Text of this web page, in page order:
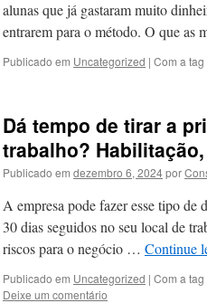
alunas que já gastaram muito
entrarem para o método. O que
Publicado em Uncategorized | Com a tag
Dá tempo de tirar a
trabalho?
Publicado em dezembro 6, 2024por
A empresa pode fazer esse tipo
30 dias seguidos no seu local de
riscos para o negócio … Continue
Publicado em Uncategorized | Com a tag
Deixe um comentário